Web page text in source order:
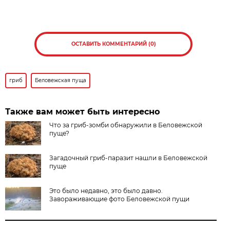
ОСТАВИТЬ КОММЕНТАРИЙ (0)
гриб Беловежская пуща
Также вам может быть интересно
Что за гриб-зомби обнаружили в Беловежской
пуще?
Загадочный гриб-паразит нашли в Беловежской
пуще
Это было недавно, это было давно.
Завораживающие фото Беловежской пущи